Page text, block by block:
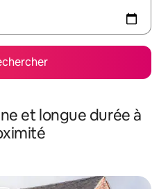
et longue durée à